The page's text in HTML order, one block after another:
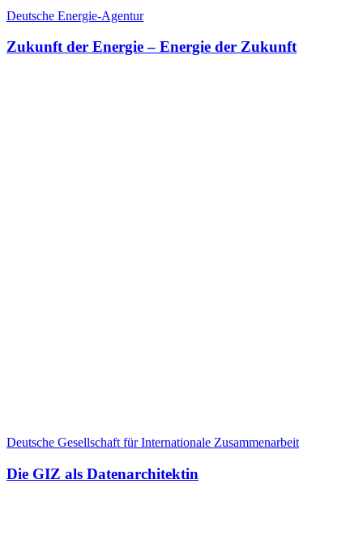
Deutsche Energie-Agentur
Zukunft der Energie – Energie der Zukunft
Deutsche Gesellschaft für Internationale Zusammenarbeit
Die GIZ als Datenarchitektin